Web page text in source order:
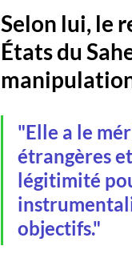
Selon lui, le
États du
"Elle a le
étrangères
légitimité
objectifs."